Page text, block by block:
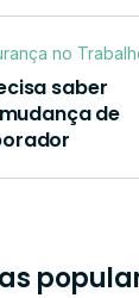
no
saber
de